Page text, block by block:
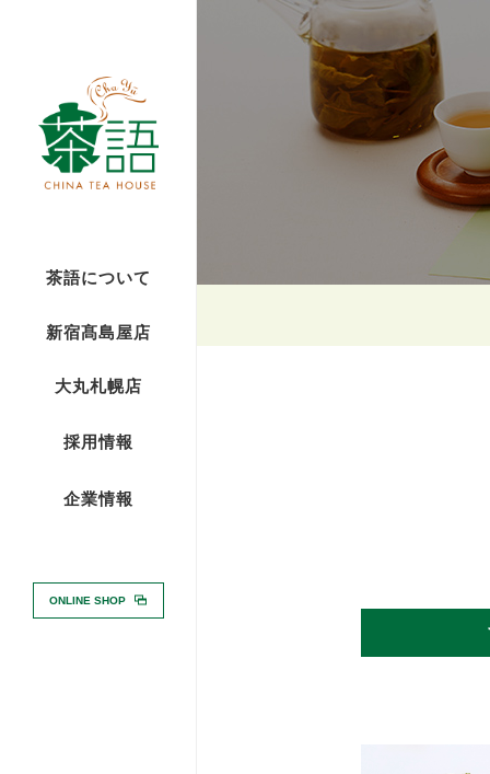
茶語について
新宿髙島屋店
大丸札幌店
採用情報
企業情報
ONLINE SHOP